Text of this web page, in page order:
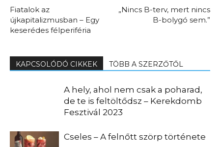
Fiatalok az
újkapitalizmusban – Egy
keserédes félperiféria
„Nincs B-terv, mert nincs
B-bolygó sem.”
KAPCSOLÓDÓ CIKKEK TÖBB A SZERZŐTŐL
A hely, ahol nem csak a poharad,
de te is feltöltődsz – Kerekdomb
Fesztivál 2023
Cseles – A felnőtt szörp története